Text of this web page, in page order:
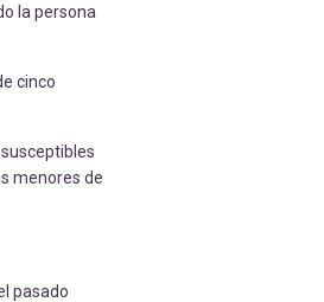
la persona
cinco
menores de
pasado